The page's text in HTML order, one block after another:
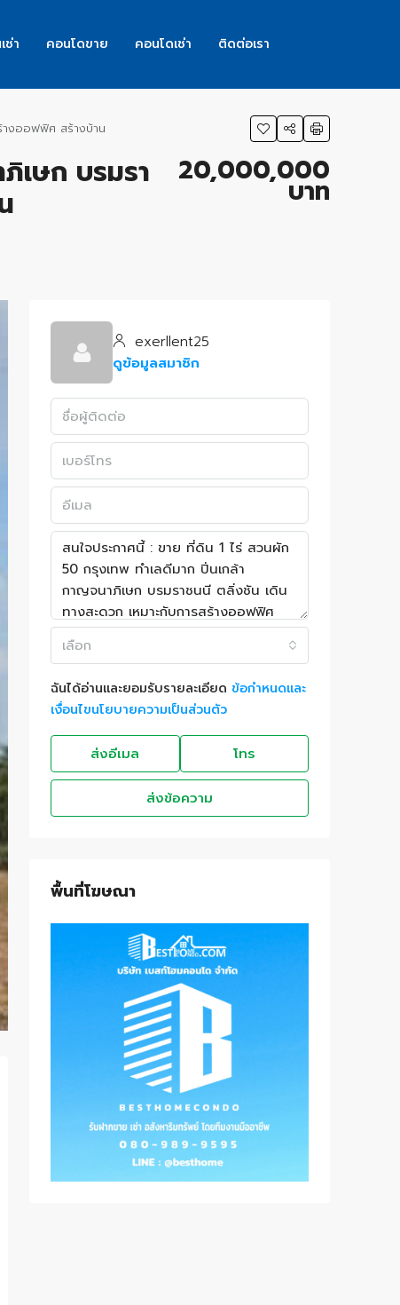
ช่า คอนโดขาย คอนโดเช่า ติดต่อเรา
างออฟฟิศ สร้างบ้าน
เษก บรมรา 20,000,000
บาท
exerllent25
ดูข้อมูลสมาชิก
เลือก
ฉันได้อ่านและยอมรับรายละเอียด ข้อกำหนดและ
เงื่อนไขนโยบายความเป็นส่วนตัว
ส่งอีเมล โทร
ส่งข้อความ
พื้นที่โฆษณา